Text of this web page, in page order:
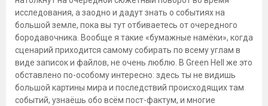
исследования, а заодно и дадут знать о событиях на
большой земле, пока вы тут отбиваетесь от очередного
бородавочника. Вообще я такие «бумажные намёки», когда
сценарий приходится самому собирать по всему углам в
виде записок и файлов, не очень люблю. В Green Hell же это
обставлено по-особому интересно: здесь ты не видишь
большой картины мира и последствий происходящих там
событий, узнаёшь обо всём пост-фактум, и многие